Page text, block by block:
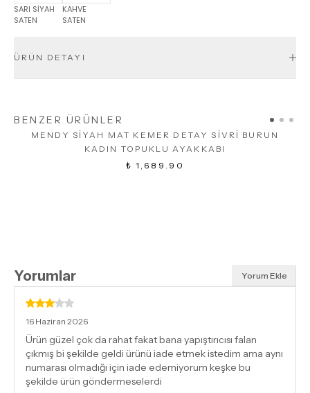
SARI SİYAH
SATEN
KAHVE
SATEN
ÜRÜN DETAYI
BENZER ÜRÜNLER
MENDY SİYAH MAT KEMER DETAY SİVRİ BURUN
KADIN TOPUKLU AYAKKABI
₺ 1,689.90
Yorumlar Yorum Ekle
16 Haziran 2026
Ürün güzel çok da rahat fakat bana yapıştırıcısı falan
çıkmış bi şekilde geldi ürünü iade etmek istedim ama aynı
numarası olmadığı için iade edemiyorum keşke bu
şekilde ürün göndermeselerdi